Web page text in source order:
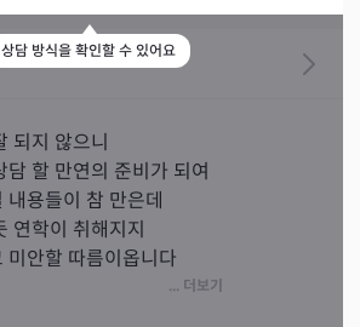
상담 방식을 확인할 수 있어요
되지 않으니
할 만연의 준비가 되여
용들이 참 만은데
연학이 취해지지
미안할 따름이옵니다
사주는 대체로 좋은 사주가
... 더보기